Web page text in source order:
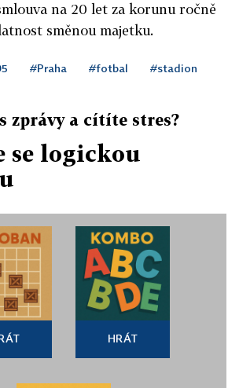
na 20 let za korunu ročně
směnou majetku.
#Praha #fotbal #stadion
zprávy a cítíte stres?
se logickou
HRÁT